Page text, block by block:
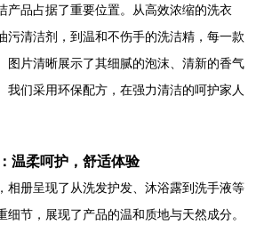
产品占据了重要位置。从高效浓缩的洗衣
污清洁剂，到温和不伤手的洗洁精，每一款
图片清晰展示了其细腻的泡沫、清新的香气
我们采用环保配方，在强力清洁的呵护家人
温柔呵护，舒适体验
相册呈现了从洗发护发、沐浴露到洗手液等
细节，展现了产品的温和质地与天然成分。